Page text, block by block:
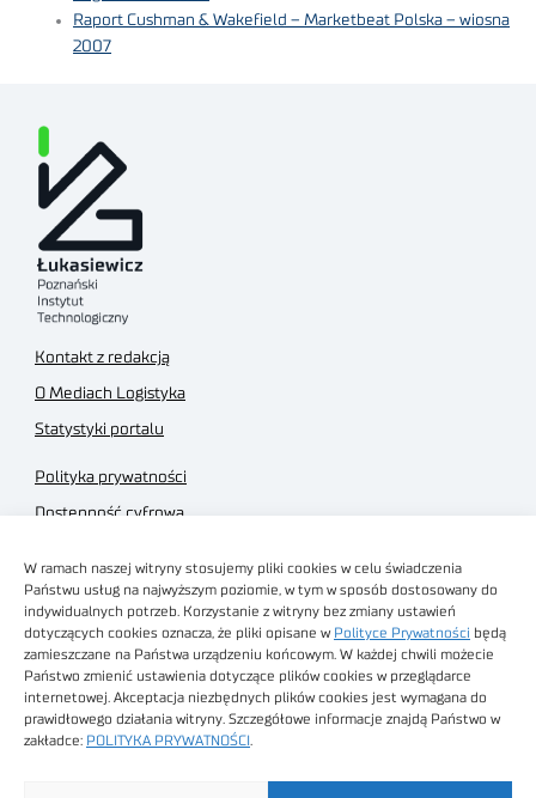
W ramach naszej witryny stosujemy pliki cookies w celu świadczenia
Państwu usług na najwyższym poziomie, w tym w sposób dostosowany do
indywidualnych potrzeb. Korzystanie z witryny bez zmiany ustawień
dotyczących cookies oznacza, że pliki opisane w Polityce Prywatności będą
zamieszczane na Państwa urządzeniu końcowym. W każdej chwili możecie
Państwo zmienić ustawienia dotyczące plików cookies w przeglądarce
internetowej. Akceptacja niezbędnych plików cookies jest wymagana do
prawidłowego działania witryny. Szczegółowe informacje znajdą Państwo w
zakładce: POLITYKA PRYWATNOŚCI
Raport Cushman & Wakefield – Marketbeat Polska – wiosna
2007
Kontakt z redakcją
O Mediach Logistyka
Statystyki portalu
Polityka prywatności
Dostępność cyfrowa
Regulamin sklepu
Obrazy stockowe
autorstwa